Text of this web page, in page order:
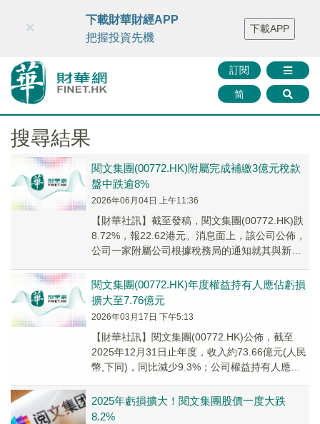
財華智庫網 FINTV FINMETA 財華證券 媒體矩陣
智庫沙龍
聯絡我們
訂閱
简
×
下載財華財經APP
把握投資先機
下載APP
搜尋結果
閱文集團(00772.HK)附屬完成補繳3億元稅款
盤中跌逾8%
2026年06月04日 上午11:36
【財華社訊】截至發稿，閱文集團(00772.HK)跌
8.72%，報22.62港元。消息面上，該公司公佈，
公司一家附屬公司根據稅務局的通知就其與新疆
閱文集團(00772.HK)年度權益持有人應佔虧損
擴大至7.76億元
2026年03月17日 下午5:13
【財華社訊】閱文集團(00772.HK)公佈，截至
2025年12月31日止年度，收入約73.66億元(人民
幣,下同)，同比減少9.3%；公司權益持有人應佔
2025年虧損擴大！閱文集團股價一度大跌
8.2%